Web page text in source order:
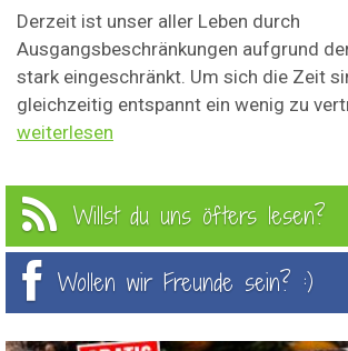
Derzeit ist unser aller Leben durch
Ausgangsbeschränkungen aufgrund
stark eingeschränkt. Um sich die Zeit
gleichzeitig entspannt ein wenig zu
weiterlesen
Willst du uns öfters lesen?
Wollen wir Freunde sein? :)